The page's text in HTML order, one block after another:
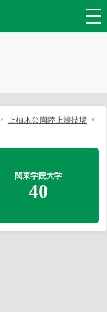
上柚木公園陸上競技場
関東学院大学
40